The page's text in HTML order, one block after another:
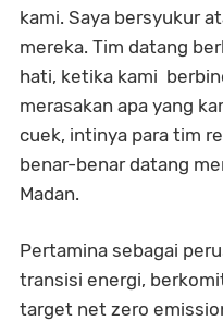
kami. Saya bersyukur
mereka. Tim datang
hati, ketika kami
merasakan apa yang
cuek, intinya para tim
benar-benar datang
Madan.
Pertamina sebagai
transisi energi,
target net zero